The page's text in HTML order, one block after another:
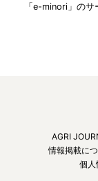
「e-minori」の
AGRI
情報掲載に
個人